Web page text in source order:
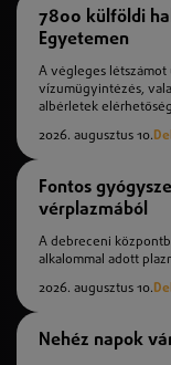
7800 külföldi
Egyetemen
A végleges létszámot
vízumügyintézés,
albérletek
2026. augusztus 10.
Fontos
vérplazmából
A debreceni
alkalommal adott
2026. augusztus 10.
Nehéz napok